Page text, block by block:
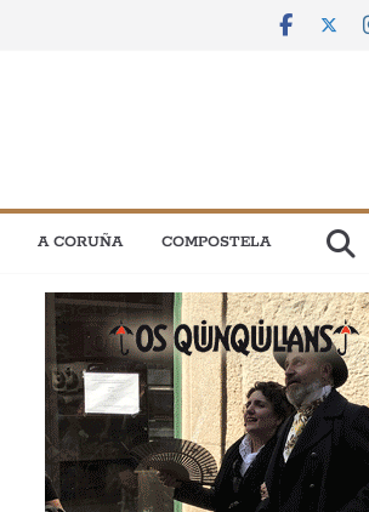
A CORUÑA COMPOSTELA